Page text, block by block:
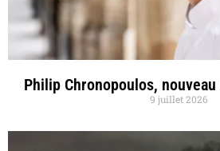
Philip Chronopoulos,
9 juillet 2026